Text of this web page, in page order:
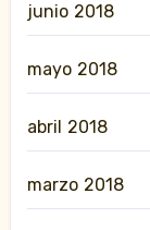
junio 2018
mayo 2018
abril 2018
marzo 2018